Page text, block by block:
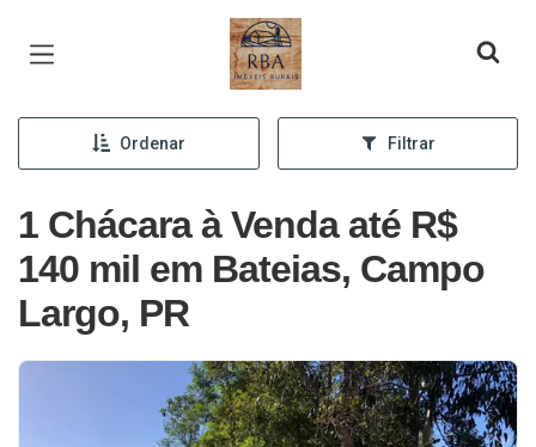
Página inicial
Ordenar Filtrar
1 Chácara à Venda até R$
140 mil em Bateias, Campo
Largo, PR